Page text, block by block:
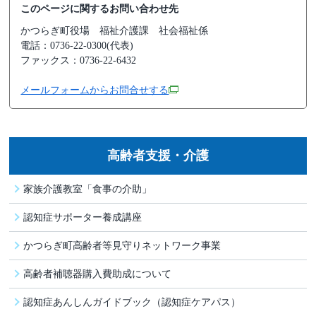
このページに関するお問い合わせ先
かつらぎ町役場福祉介護課 社会福祉係
電話：0736-22-0300(代表)
ファックス：0736-22-6432
メールフォームからお問合せする
高齢者支援・介護
家族介護教室「食事の介助」
認知症サポーター養成講座
かつらぎ町高齢者等見守りネットワーク事業
高齢者補聴器購入費助成について
認知症あんしんガイドブック（認知症ケアパス）